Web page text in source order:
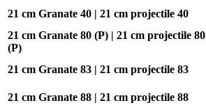
21 cm Granate 40 | 21 cm projectile 40
21 cm Granate 80 (P) | 21 cm projectile 80
(P)
21 cm Granate 83 | 21 cm projectile 83
21 cm Granate 88 | 21 cm projectile 88